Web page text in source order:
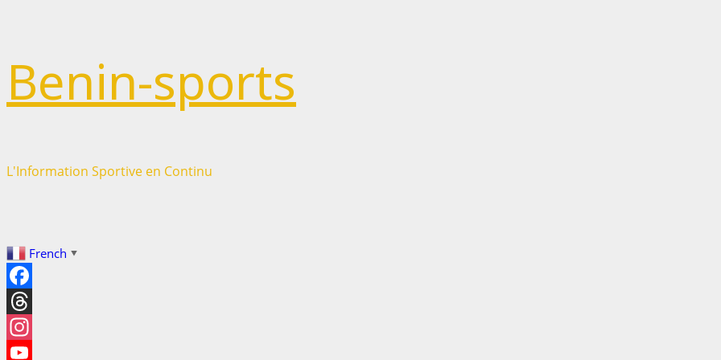
au
contenu
Benin-sports
L'Information Sportive en Continu
French ▼
Facebook
Threads
Instagram